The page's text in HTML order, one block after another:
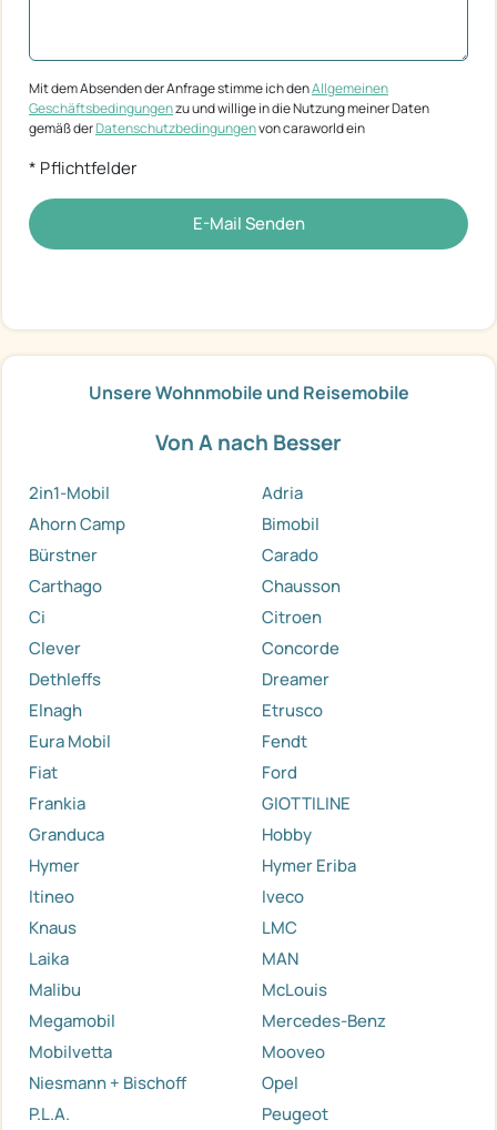
Mit dem Absenden der Anfrage stimme ich denAllgemeinen
Geschäftsbedingungenzu und willige in die Nutzung meiner Daten
gemäß derDatenschutzbedingungenvon caraworld ein
* Pflichtfelder
E-Mail Senden
Unsere Wohnmobile und Reisemobile
Von A nach Besser
2in1-Mobil
Adria
Ahorn Camp
Bimobil
Bürstner
Carado
Carthago
Chausson
Ci
Citroen
Clever
Concorde
Dethleffs
Dreamer
Elnagh
Etrusco
Eura Mobil
Fendt
Fiat
Ford
Frankia
GIOTTILINE
Granduca
Hobby
Hymer
Hymer Eriba
Itineo
Iveco
Knaus
LMC
Laika
MAN
Malibu
McLouis
Megamobil
Mercedes-Benz
Mobilvetta
Mooveo
Niesmann + Bischoff
Opel
P.L.A.
Peugeot